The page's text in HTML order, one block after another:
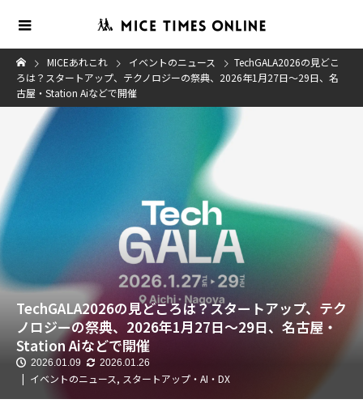
MICEあれこれ イベントのニュース
TechGALA2026の見どこ
ろは？スタートアップ、テクノロジーの祭典、2026年1月27日～29日、名
古屋・Station Aiなどで開催
TechGALA2026の見どころは？スタートアップ、テク
ノロジーの祭典、2026年1月27日～29日、名古屋・
Station Aiなどで開催
2026.01.09 2026.01.26
イベントのニュース, スタートアップ・AI・DX